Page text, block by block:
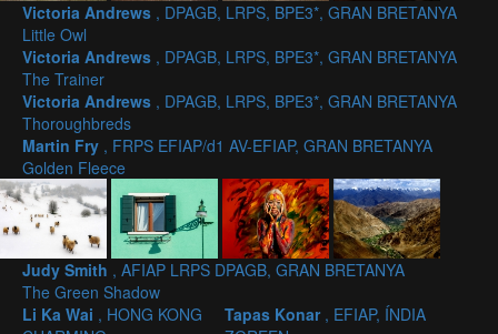
Victoria Andrews , DPAGB, LRPS, BPE3*, GRAN BRETANYA
Little Owl
Victoria Andrews , DPAGB, LRPS, BPE3*, GRAN BRETANYA
The Trainer
Victoria Andrews , DPAGB, LRPS, BPE3*, GRAN BRETANYA
Thoroughbreds
Martin Fry , FRPS EFIAP/d1 AV-EFIAP, GRAN BRETANYA
Golden Fleece
Judy Smith , AFIAP LRPS DPAGB, GRAN BRETANYA
The Green Shadow
Li Ka Wai , HONG KONG
Tapas Konar , EFIAP, ÍNDIA